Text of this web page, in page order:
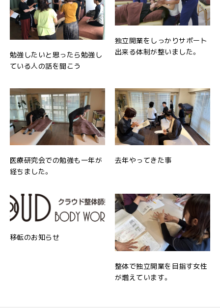
勉強したいと思ったら勉強し
ている人の話を聞こう
独立開業をしっかりサポート
出来る体制が整いました。
医療研究会での勉強も一年が
経ちました。
去年やってきた事
移転のお知らせ
整体で独立開業を目指す女性
が増えています。